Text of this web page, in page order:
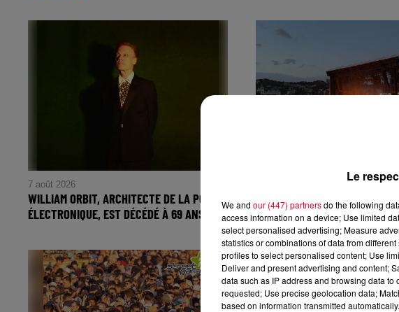
7 août 2026
WILLIAM ORBIT, ARCHITECTE DE LA POP
ÉLECTRONIQUE, EST DÉCÉDÉ À 69 ANS
PAR UNE CRISE DEVENUE...
Le
We and our (447) partnersdo the following
access information on a device; Use limited
select personalised advertising; Measure
statistics or combinations of data from
profiles to select personalised content; Use
Deliver and present advertising and content;
data such as IP address and browsing data
requested; Use precise geolocation data;
based on information transmitted automatically.